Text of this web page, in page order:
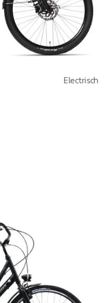
Electrisch